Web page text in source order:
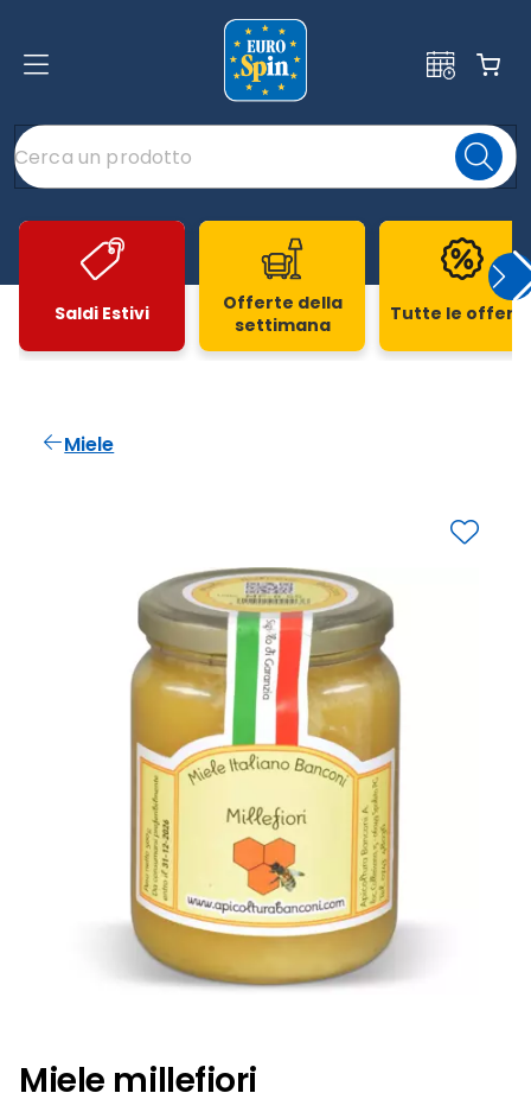
Saldi Estivi
Offerte della
settimana
Tutte le
Miele
Miele millefiori